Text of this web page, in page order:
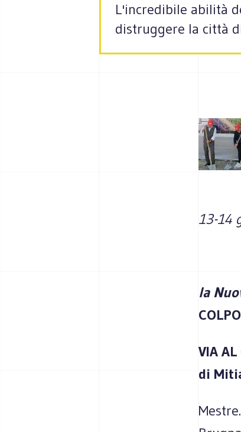
L'incredibile abilità
distruggere la città
13-14
la
VIA AL
di